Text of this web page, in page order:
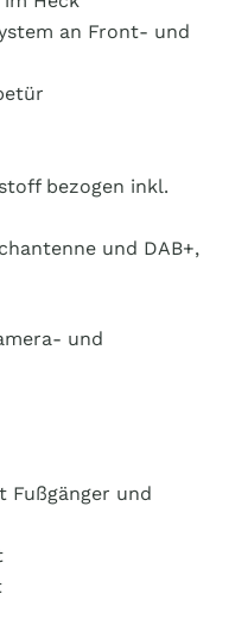
an Front- und
bezogen inkl.
und DAB+,
und
Fußgänger und